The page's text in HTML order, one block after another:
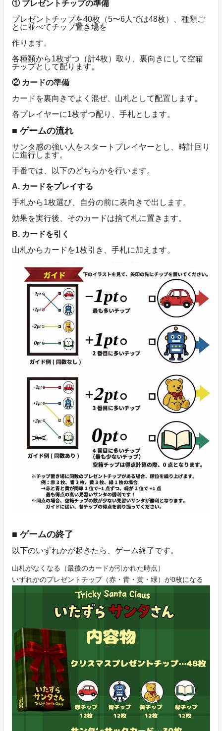
① プレゼントチップの準備
プレゼントチップを40枚（5〜6人では48枚）、種類ご
とに並べてチップ置き場を
作ります。
各種類から1枚ずつ（計4枚）取り、裏向きにして空箱
チップとして配ります。
② カードの準備
カードを裏向きでよく混ぜ、山札として配置します。
各プレイヤーに1枚ずつ配り、手札とします。
■ ゲームの流れ
サンタ感の強い人をスタートプレイヤーとし、時計回り
に進行します。
手番では、以下のどちらかを行います。
A. カードをプレイする
手札から1枚選び、自分の前に表向きで出します。
効果を実行後、そのカードは捨て札に置きます。
B. カードを引く
山札からカードを1枚引き、手札に加えます。
■ ゲームの終了
以下のいずれかが起きたら、ゲーム終了です。
山札がなくなる（最後のカードが引かれた時点）
いずれかのプレゼントチップ（赤・青・黄・緑）が0枚になる